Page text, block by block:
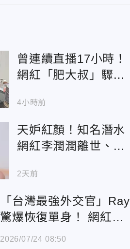
曾連續直播17小時！
網紅「肥大叔」驟
光
4小時前
天妒紅顏！知名潛水
網紅李潤潤離世、母
2天前
「台灣最強外交官」Ray
驚爆恢復單身！ 網紅女
友證實
2026/07/24 08:50